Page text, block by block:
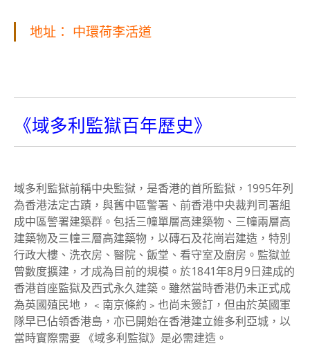
地址： 中環荷李活道
《域多利監獄百年歷史》
域多利監獄前稱中央監獄，是香港的首所監獄，1995年列
為香港法定古蹟，與舊中區警署、前香港中央裁判司署組
成中區警署建築群。包括三幢單層高建築物、三幢兩層高
建築物及三幢三層高建築物，以磚石及花崗岩建造，特別
行政大樓、洗衣房、醫院、飯堂、看守室及廚房。監獄並
曾數度擴建，才成為目前的規模。於1841年8月9日建成的
香港首座監獄及西式永久建築。雖然當時香港仍未正式成
為英國殖民地，﹤南京條約﹥也尚未簽訂，但由於英國軍
隊早已佔領香港島，亦已開始在香港建立維多利亞城，以
當時實際需要 《域多利監獄》是必需建造。